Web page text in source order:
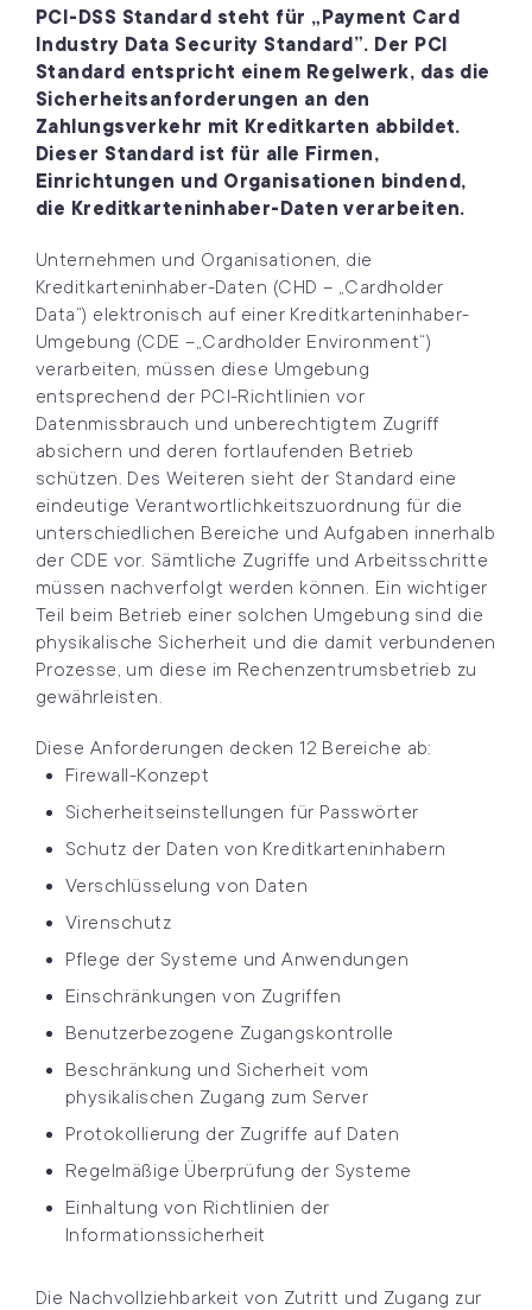
PCI-DSS Standard steht für „Payment Card
Industry Data Security Standard”. Der PCI
Standard entspricht einem Regelwerk, das die
Sicherheitsanforderungen an den
Zahlungsverkehr mit Kreditkarten abbildet.
Dieser Standard ist für alle Firmen,
Einrichtungen und Organisationen bindend,
die Kreditkarteninhaber-Daten verarbeiten.
Unternehmen und Organisationen, die
Kreditkarteninhaber-Daten (CHD – „Cardholder
Data“) elektronisch auf einer Kreditkarteninhaber-
Umgebung (CDE –„Cardholder Environment“)
verarbeiten, müssen diese Umgebung
entsprechend der PCI-Richtlinien vor
Datenmissbrauch und unberechtigtem Zugriff
absichern und deren fortlaufenden Betrieb
schützen. Des Weiteren sieht der Standard eine
eindeutige Verantwortlichkeitszuordnung für die
unterschiedlichen Bereiche und Aufgaben innerhalb
der CDE vor. Sämtliche Zugriffe und Arbeitsschritte
müssen nachverfolgt werden können. Ein wichtiger
Teil beim Betrieb einer solchen Umgebung sind die
physikalische Sicherheit und die damit verbundenen
Prozesse, um diese im Rechenzentrumsbetrieb zu
gewährleisten.
Diese Anforderungen decken 12 Bereiche ab:
Firewall-Konzept
Sicherheitseinstellungen für Passwörter
Schutz der Daten von Kreditkarteninhabern
Verschlüsselung von Daten
Virenschutz
Pflege der Systeme und Anwendungen
Einschränkungen von Zugriffen
Benutzerbezogene Zugangskontrolle
Beschränkung und Sicherheit vom
physikalischen Zugang zum Server
Protokollierung der Zugriffe auf Daten
Regelmäßige Überprüfung der Systeme
Einhaltung von Richtlinien der
Informationssicherheit
Die Nachvollziehbarkeit von Zutritt und Zugang zur